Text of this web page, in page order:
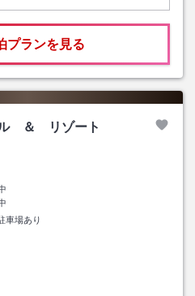
プランを見る
＆ リゾート
車場あり